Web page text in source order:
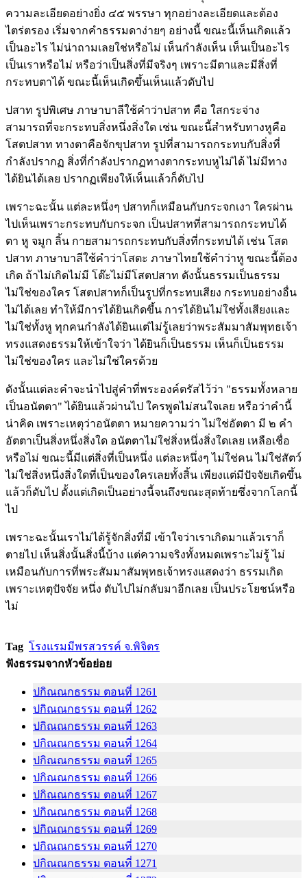
ความละเอียดอย่างยิ่ง ๔๕ พรรษา ทุกอย่างละเอียดและต้อง
ไตร่ตรอง เริ่มจากคำธรรมดาง่ายๆ อย่างนี้ ขณะนี้เห็นเกิดแล้ว
เป็นอะไร ไม่น่าถามเลยใช่หรือไม่ เห็นกำลังเห็น เห็นเป็นอะไร
เป็นเราหรือไม่ หรือว่าเป็นสิ่งที่มีจริงๆ เพราะมีตาและมีสิ่งที่
กระทบตาได้ ขณะนี้เห็นเกิดขึ้นเห็นแล้วดับไป
ปสาท รูปพิเศษ ภาษาบาลีใช้คำว่าปสาท คือ ใสกระจ่าง
สามารถที่จะกระทบสิ่งหนึ่งสิ่งใด เช่น ขณะนี้สำหรับทางหูคือ
โสตปสาท ทางตาคือจักขุปสาท รูปที่สามารถกระทบกับสิ่งที่
กำลังปรากฏ สิ่งที่กำลังปรากฏทางตากระทบหูไม่ได้ ไม่มีทาง
ได้ยินได้เลย ปรากฏเพียงให้เห็นแล้วก็ดับไป
เพราะฉะนั้น แต่ละหนึ่งๆ ปสาทก็เหมือนกับกระจกเงา ใครผ่าน
ไปเห็นเพราะกระทบกับกระจก เป็นปสาทที่สามารถกระทบได้
ตา หู จมูก ลิ้น กายสามารถกระทบกับสิ่งที่กระทบได้ เช่น โสต
ปสาท ภาษาบาลีใช้คำว่าโสตะ ภาษาไทยใช้คำว่าหู ขณะนี้ต้อง
เกิด ถ้าไม่เกิดไม่มี โต๊ะไม่มีโสตปสาท ดังนั้นธรรมเป็นธรรม
ไม่ใช่ของใคร โสตปสาทก็เป็นรูปที่กระทบเสียง กระทบอย่างอื่น
ไม่ได้เลย ทำให้มีการได้ยินเกิดขึ้น การได้ยินไม่ใช่ทั้งเสียงและ
ไม่ใช่ทั้งหู ทุกคนกำลังได้ยินแต่ไม่รู้เลยว่าพระสัมมาสัมพุทธเจ้า
ทรงแสดงธรรมให้เข้าใจว่า ได้ยินก็เป็นธรรม เห็นก็เป็นธรรม
ไม่ใช่ของใคร และไม่ใช่ใครด้วย
ดังนั้นแต่ละคำจะนำไปสู่คำที่พระองค์ตรัสไว้ว่า "ธรรมทั้งหลาย
เป็นอนัตตา" ได้ยินแล้วผ่านไป ใครพูดไม่สนใจเลย หรือว่าคำนี้
น่าคิด เพราะเหตุว่าอนัตตา หมายความว่า ไม่ใช่อัตตา มี ๒ คำ
อัตตาเป็นสิ่งหนึ่งสิ่งใด อนัตตาไม่ใช่สิ่งหนึ่งสิ่งใดเลย เหลือเชื่อ
หรือไม่ ขณะนี้มีแต่สิ่งที่เป็นหนึ่ง แต่ละหนึ่งๆ ไม่ใช่คน ไม่ใช่สัตว์
ไม่ใช่สิ่งหนึ่งสิ่งใดที่เป็นของใครเลยทั้งสิ้น เพียงแต่มีปัจจัยเกิดขึ้น
แล้วก็ดับไป ตั้งแต่เกิดเป็นอย่างนี้จนถึงขณะสุดท้ายซึ่งจากโลกนี้
ไป
เพราะฉะนั้นเราไม่ได้รู้จักสิ่งที่มี เข้าใจว่าเราเกิดมาแล้วเราก็
ตายไป เห็นสิ่งนั้นสิ่งนี้บ้าง แต่ความจริงทั้งหมดเพราะไม่รู้ ไม่
เหมือนกับการที่พระสัมมาสัมพุทธเจ้าทรงแสดงว่า ธรรมเกิด
เพราะเหตุปัจจัย หนึ่ง ดับไปไม่กลับมาอีกเลย เป็นประโยชน์หรือ
ไม่
Tag โรงแรมมีพรสวรรค์ จ.พิจิตร
ฟังธรรมจากหัวข้อย่อย
ปกิณณกธรรม ตอนที่ 1261
ปกิณณกธรรม ตอนที่ 1262
ปกิณณกธรรม ตอนที่ 1263
ปกิณณกธรรม ตอนที่ 1264
ปกิณณกธรรม ตอนที่ 1265
ปกิณณกธรรม ตอนที่ 1266
ปกิณณกธรรม ตอนที่ 1267
ปกิณณกธรรม ตอนที่ 1268
ปกิณณกธรรม ตอนที่ 1269
ปกิณณกธรรม ตอนที่ 1270
ปกิณณกธรรม ตอนที่ 1271